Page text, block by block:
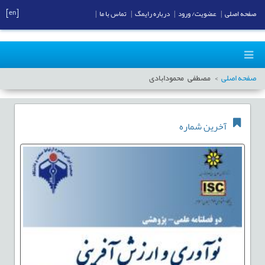
صفحه اصلی مصطفی محمودابادی
آخرین شماره
صفحه اصلی عضویت/ ورود درباره رایمگ تماس با ما